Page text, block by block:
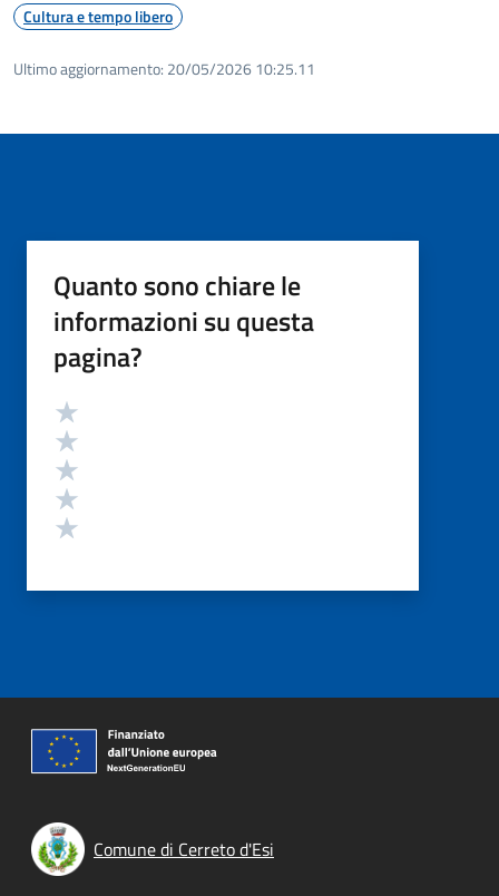
Cultura e tempo libero
Ultimo aggiornamento: 20/05/2026 10:25.11
Quanto sono chiare le
informazioni su questa
pagina?
Valutazione
Comune di Cerreto d'Esi